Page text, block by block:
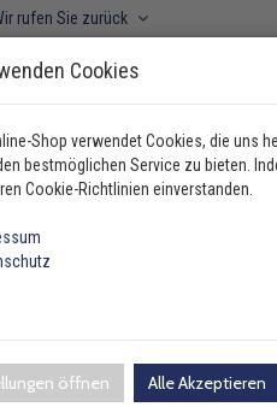
rufen Sie zurück
manuell wählen
FORD
Cookies
Shop verwendet Cookies, die uns
bestmöglichen Service zu bieten.
Cookie-Richtlinien einverstanden.
öffnen Alle Akzeptieren